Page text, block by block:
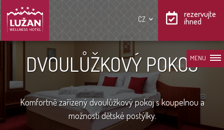
CZ
rezervujte
ihned
MENU
DVOULŮŽKOVÝ POKOJ
Komfortně zařízený dvoulůžkový pokoj s koupelnou a
možností dětské postýlky.